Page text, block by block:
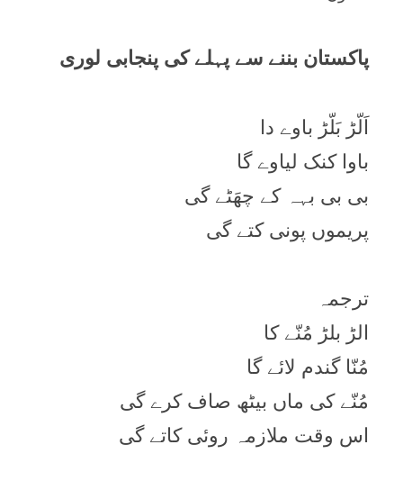
پاکستان بننے سے پہلے کی پنجابی لوری
اَلّڑ بَلّڑ باوے دا
باوا کنک لیاوے گا
بی بی بہہ کے چھَٹے گی
پریموں پونی کتے گی
ترجمہ
الڑ بلڑ مُنّے کا
مُنّا گندم لائے گا
مُنّے کی ماں بیٹھ صاف کرے گی
اس وقت ملازمہ روئی کاتے گی